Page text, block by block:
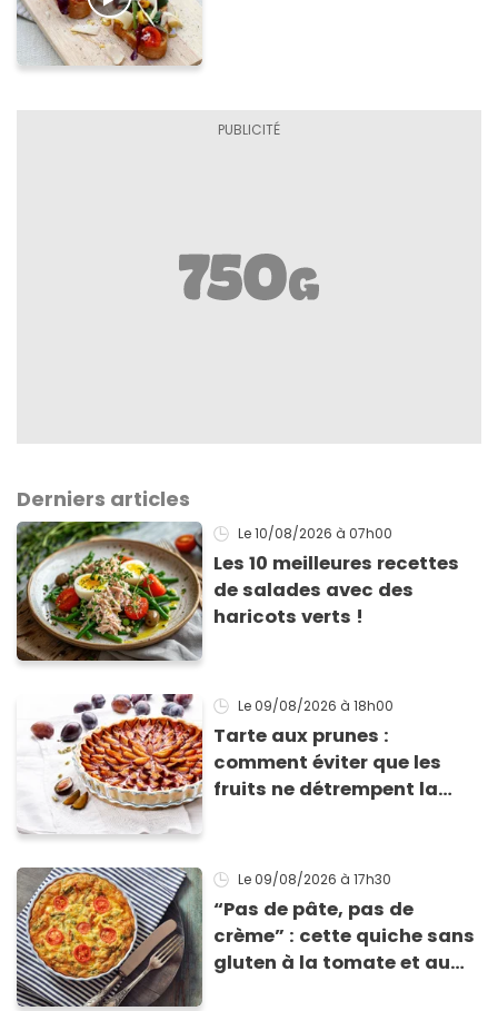
Derniers articles
Le 10/08/2026 à 07h00
Les 10 meilleures recettes
de salades avec des
haricots verts !
Le 09/08/2026 à 18h00
Tarte aux prunes :
comment éviter que les
fruits ne détrempent la
Le 09/08/2026 à 17h30
“Pas de pâte, pas de
crème” : cette quiche sans
gluten à la tomate et au